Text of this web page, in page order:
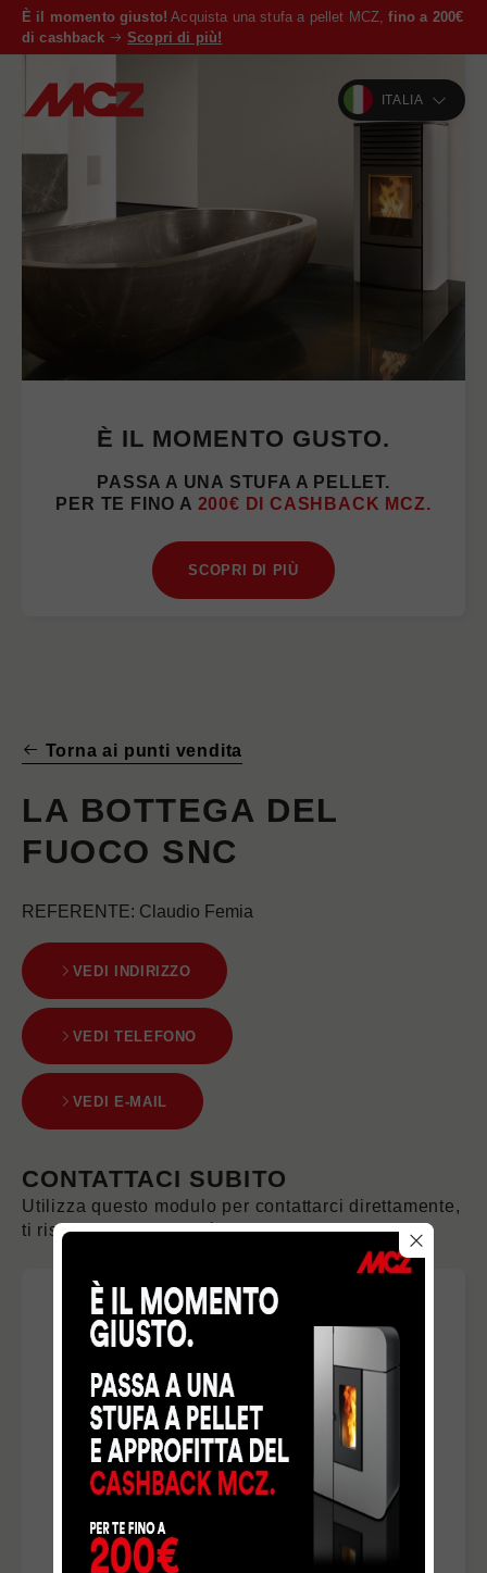
È il momento giusto! Acquista una stufa a pellet MCZ, fino a 200€
di cashback
Scopri di più!
ITALIA
È IL MOMENTO GUSTO.
PASSA A UNA STUFA A PELLET.
PER TE FINO A 200€ DI CASHBACK MCZ.
SCOPRI DI PIÙ
Torna ai punti vendita
LA BOTTEGA DEL
FUOCO SNC
REFERENTE: Claudio Femia
VEDI INDIRIZZO
VEDI TELEFONO
VEDI E-MAIL
CONTATTACI SUBITO
Utilizza questo modulo per contattarci direttamente,
ti risponderemo nel più breve tempo possibile.
PROFESSIONE*
NOME *
COGNOME*